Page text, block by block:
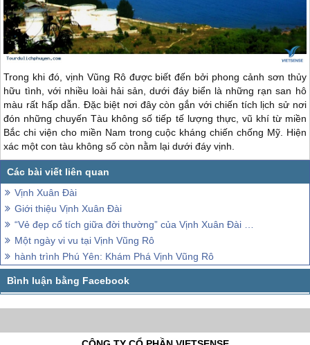
Trong khi đó, vịnh Vũng Rô được biết đến bởi phong cảnh sơn thủy
hữu tình, với nhiều loài hải sản, dưới đáy biển là những rạn san hô
màu rất hấp dẫn. Đặc biệt nơi đây còn gắn với chiến tích lịch sử nơi
đón những chuyến Tàu không số tiếp tế lượng thực, vũ khí từ miền
Bắc chi viện cho miền Nam trong cuộc kháng chiến chống Mỹ. Hiện
xác một con tàu không số còn nằm lại dưới đáy vịnh.
Vịnh Xuân Đài
Giới thiệu Vịnh Xuân Đài
“Vẻ đẹp cổ tích giữa đời thường” của Vịnh Xuân Đài – Phú Yên
Một ngày vi vu tại Vịnh Vũng Rô
hành trình Phú Yên: Khám Phá Vịnh Vũng Rô